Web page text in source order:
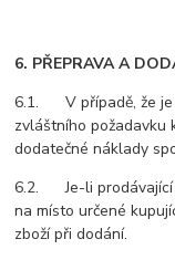
6. PŘEPRAVA A
6.1. V případě, že je
zvláštního požadavku
dodatečné náklady
6.2. Je-li prodávající
na místo určené
zboží při dodání.